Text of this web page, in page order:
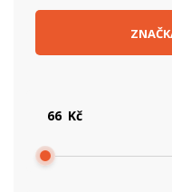
Kč